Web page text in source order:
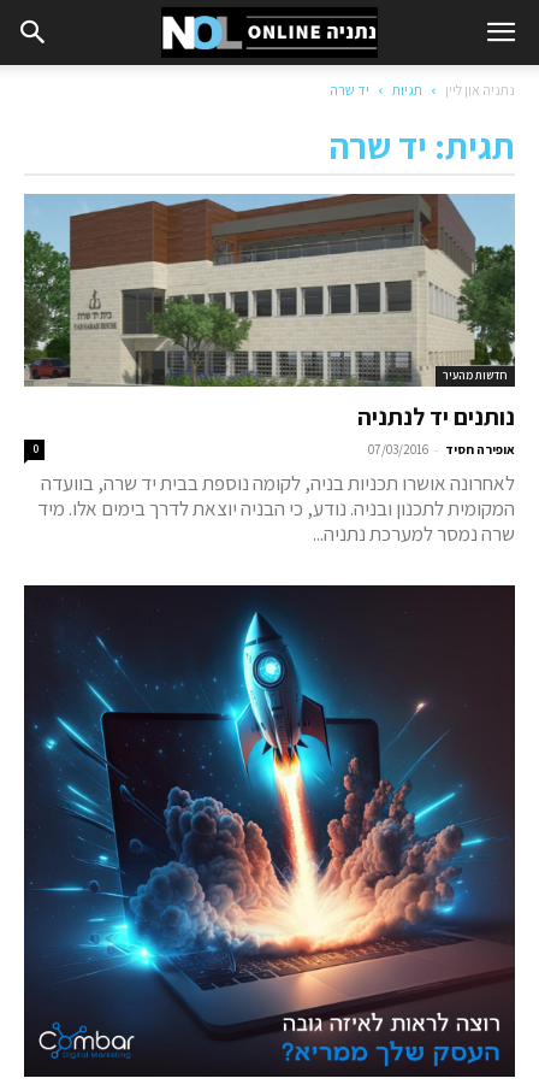
נתניה און ליין תגיות יד שרה
תגית: יד שרה
חדשות מהעיר
נותנים יד לנתניה
אופירה חסיד -
07/03/2016
0
לאחרונה אושרו תכניות בניה, לקומה נוספת בבית יד שרה, בוועדה
המקומית לתכנון ובניה. נודע, כי הבניה יוצאת לדרך בימים אלו. מיד
שרה נמסר למערכת נתניה...